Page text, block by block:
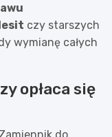
czy starszych
wymianę całych
opłaca się